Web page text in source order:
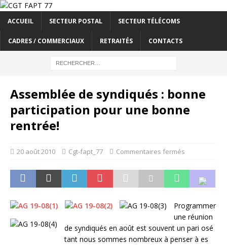
ACCUEIL SECTEUR POSTAL SECTEUR TÉLÉCOMS
CADRES / COMMERCIAUX RETRAITÉS CONTACTS
Assemblée de syndiqués : bonne
participation pour une bonne
rentrée!
20 août 2010 Cgt-fapt_77 Commentaires fermés
Programmer
une réunion
de syndiqués en août est souvent un pari osé
tant nous sommes nombreux à penser à es